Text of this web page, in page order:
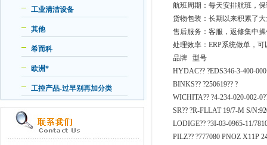
工业清洁设备
其他
希而科
欧洲*
工控产品-过早别再加分类
航班周期：每天安排航班，
货物包装：长期以来积累了
售后服务：客服，返修集中
处理效率：ERP系统做单，
品牌 型号
HYDAC?? ?EDS346-3-400-
BINKS?? ?250619?? ?
WICHITA?? ?4-234-020-002-
SR?? ?R-FLLAT 19/7-M S/
LODIGE?? ?3I-03-0965-11/
PILZ?? ?777080 PNOZ X11P